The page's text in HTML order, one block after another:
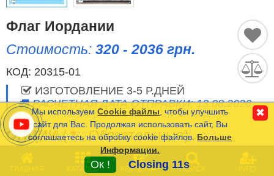
Флаги США (штатов)
Другие флаги
Сравнить
Язык
(0)
Частые Вопросы (FAQ)
Оплата и Доставка
ГЛАВНАЯ КАТАЛОГ
0
КОРЗИНА ПОИСК INFO
Флаг Иордании
Стоимость: 320 - 2036 грн.
КОД: 20315-01
ИЗГОТОВЛЕНИЕ 3-5 Р.ДНЕЙ
РАСЧЕТНАЯ ДАТА ОТПРАВКИ: 13.08.2026
ОПЦИИ(*- Обязательные)
РАЗМЕР
Мы используемCookie файлы , чтобы улучшить
сайт для Вас. Продолжая использовать сайт, Вы
соглашаетесь на обробку cookie файлов. Больше
Информации.
Ок ! Closing 11s
✖